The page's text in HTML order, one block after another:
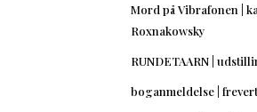
Mord på Vibrafonen |
Roxnakowsky
RUNDETAARN |
boganmeldelse |